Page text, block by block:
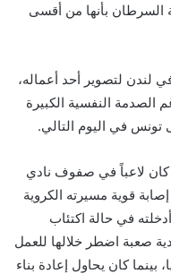
السرطان بأنها من أقسى
لندن لتصوير أحد أعماله،
الصدمة النفسية الكبيرة
في اليوم التالي.
كان لاعباً في صفوف نادي
قوية مسيرته الكروية
في حالة اكتئاب
صعبة اضطر خلالها للعمل
كان يحاول إعادة بناء